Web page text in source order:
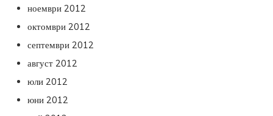
ноември 2012
октомври 2012
септември 2012
август 2012
юли 2012
юни 2012